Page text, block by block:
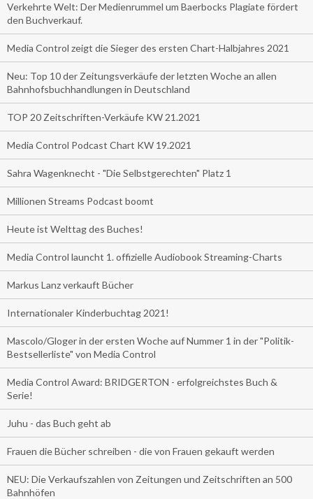
Verkehrte Welt: Der Medienrummel um Baerbocks Plagiate fördert
den Buchverkauf.
Media Control zeigt die Sieger des ersten Chart-Halbjahres 2021
Neu: Top 10 der Zeitungsverkäufe der letzten Woche an allen
Bahnhofsbuchhandlungen in Deutschland
TOP 20 Zeitschriften-Verkäufe KW 21.2021
Media Control Podcast Chart KW 19.2021
Sahra Wagenknecht - "Die Selbstgerechten" Platz 1
Millionen Streams Podcast boomt
Heute ist Welttag des Buches!
Media Control launcht 1. offizielle Audiobook Streaming-Charts
Markus Lanz verkauft Bücher
Internationaler Kinderbuchtag 2021!
Mascolo/Gloger in der ersten Woche auf Nummer 1 in der "Politik-
Bestsellerliste" von Media Control
Media Control Award: BRIDGERTON - erfolgreichstes Buch &
Serie!
Juhu - das Buch geht ab
Frauen die Bücher schreiben - die von Frauen gekauft werden
NEU: Die Verkaufszahlen von Zeitungen und Zeitschriften an 500
Bahnhöfen